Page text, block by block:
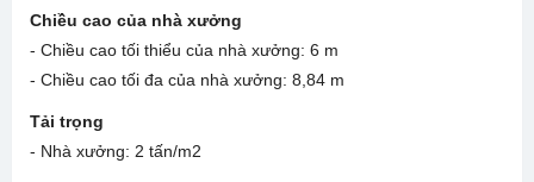
Chiều cao của nhà xưởng
- Chiều cao tối thiểu của nhà xưởng: 6 m
- Chiều cao tối đa của nhà xưởng: 8,84 m
Tải trọng
- Nhà xưởng: 2 tấn/m2